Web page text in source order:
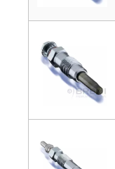
Mercedes
Mitsubishi
Nissan
Porsche
Proton